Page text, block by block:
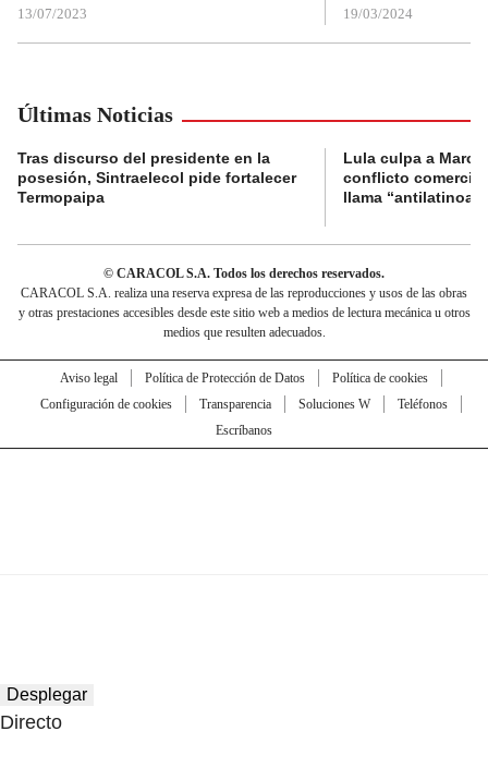
13/07/2023 19/03/2024
Últimas Noticias
Tras discurso del presidente en la
posesión, Sintraelecol pide fortalecer
Termopaipa
Lula culpa a
conflicto comercial
llama
© CARACOL S.A. Todos los derechos reservados.
CARACOL S.A. realiza una reserva expresa de las reproducciones y usos de las obras
y otras prestaciones accesibles desde este sitio web a medios de lectura mecánica u otros
medios que resulten adecuados.
Aviso legal Política de Protección de Datos
Política de cookies
Configuración de cookies
Transparencia Soluciones W
Teléfonos
Escríbanos
Desplegar
Directo